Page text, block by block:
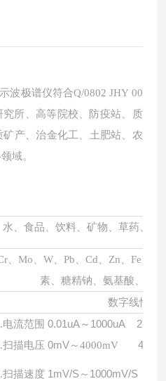
波极谱仪符合Q/0802 JHY 00
究所、高等院校、防疫站、质
产、治金化工、土肥站、农
域。
水、食品、饮料、矿物、草药、
、Mo、W、Pb、Cd、Zn、Fe、
素、糖精钠、 氨基酸、维
数字线性扫
电流范围 0.01uA～1000uA 2.
扫描电压 0mV～4000mV 4.
扫描速度 1mV/S～1000mV/S